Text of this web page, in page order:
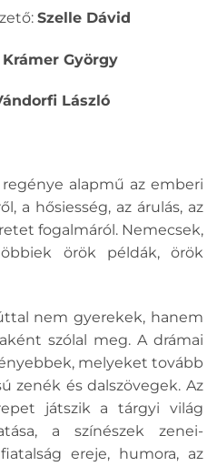
Szelle Dávid
Krámer György
László
alapmű az emberi
a hősiesség, az árulás, az
fogalmáról. Nemecsek,
örök példák, örök
nem gyerekek, hanem
szólal meg. A drámai
melyeket tovább
zenék és dalszövegek. Az
játszik a tárgyi világ
a színészek zenei-
ereje, humora, az